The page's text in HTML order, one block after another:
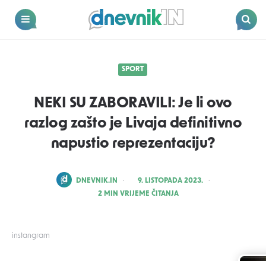
Dnevnik.in
instangram
SPORT
NEKI SU ZABORAVILI: Je li ovo
razlog zašto je Livaja definitivno
napustio reprezentaciju?
POSTED
DNEVNIK.IN
9. LISTOPADA 2023.
2 MIN VRIJEME ČITANJA